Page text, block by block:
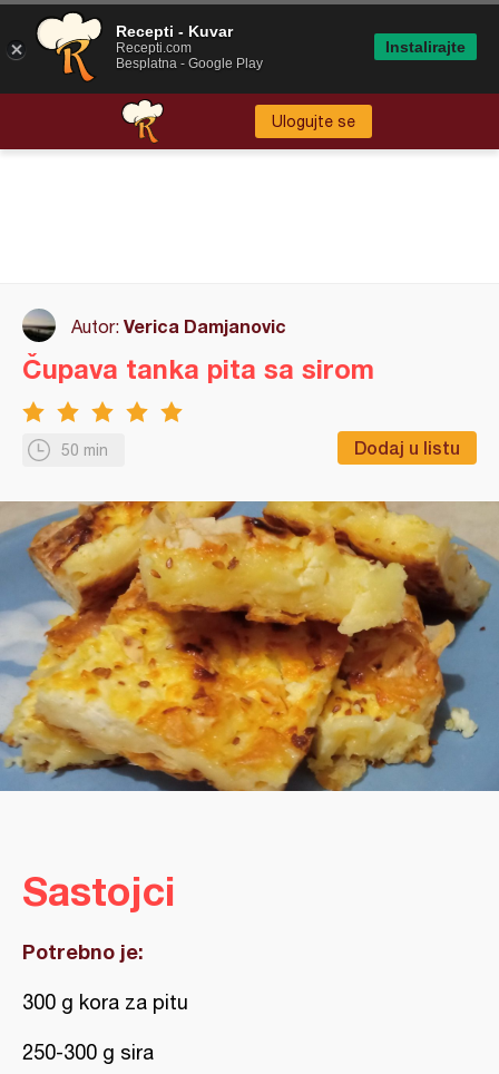
Ulogujte se
Autor: Verica Damjanovic
50 min Dodaj u listu
Čupava tanka pita sa sirom
Sastojci
Potrebno je:
300 g kora za pitu
250-300 g sira
Recepti - Kuvar
Recepti.com
Besplatna - Google Play
Instalirajte